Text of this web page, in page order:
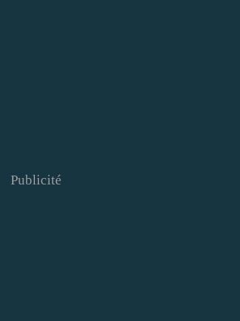
Publicité